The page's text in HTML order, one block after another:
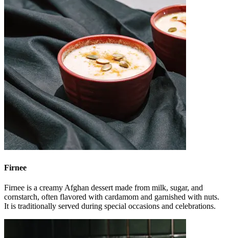
Firnee
Firnee is a creamy Afghan dessert made from milk, sugar, and
cornstarch, often flavored with cardamom and garnished with nuts.
It is traditionally served during special occasions and celebrations.